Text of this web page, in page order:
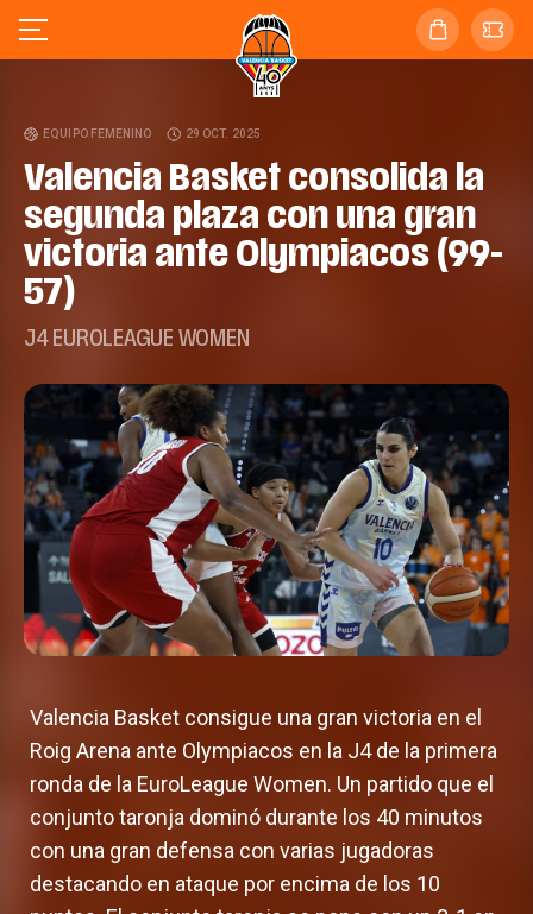
EQUIPO FEMENINO 29 OCT. 2025
Valencia Basket consolida la
segunda plaza con una gran
victoria ante Olympiacos (99-
57)
J4 EUROLEAGUE WOMEN
Valencia Basket consigue una gran victoria en el
Roig Arena ante Olympiacos en la J4 de la primera
ronda de la EuroLeague Women. Un partido que el
conjunto taronja dominó durante los 40 minutos
con una gran defensa con varias jugadoras
destacando en ataque por encima de los 10